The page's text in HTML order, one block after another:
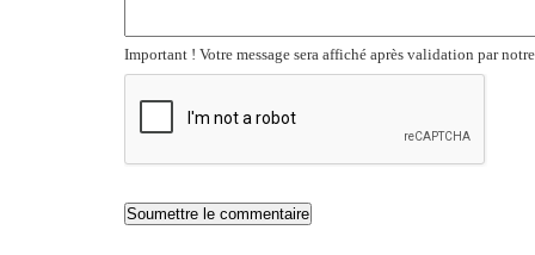
Important ! Votre message sera affiché après validation par